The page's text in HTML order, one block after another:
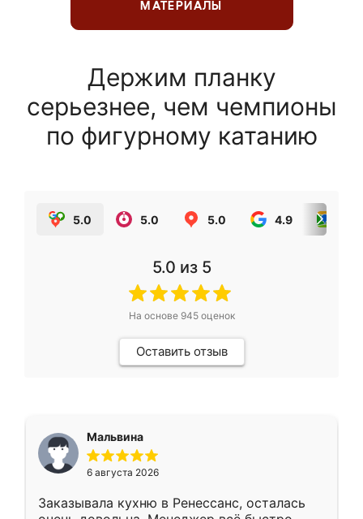
МАТЕРИАЛЫ
Держим планку
серьезнее, чем чемпионы
по фигурному катанию
5.0 5.0 5.0 4.9
5.0 из 5
На основе 945оценок
Оставить отзыв
Мальвина
6 августа 2026
Заказывала кухню в Ренессанс, осталась